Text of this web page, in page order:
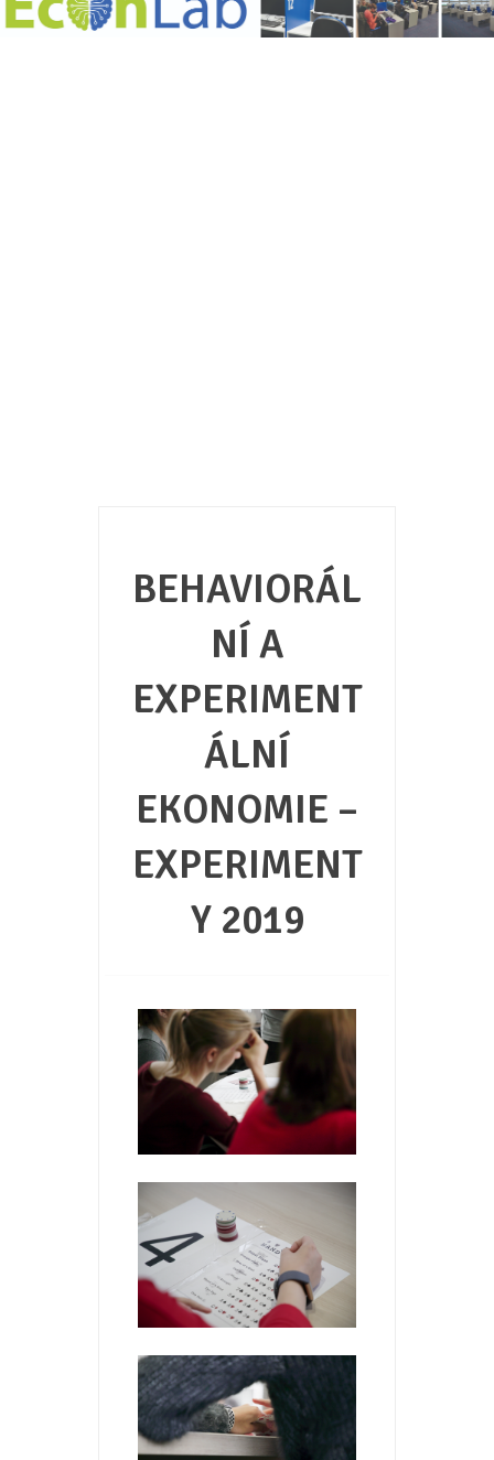
BEHAVIORÁL
NÍ A
EXPERIMENT
ÁLNÍ
EKONOMIE –
EXPERIMENT
Y 2019